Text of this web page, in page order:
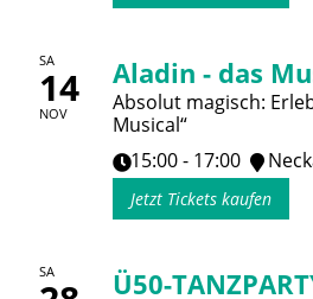
SA
14
NOV
Aladin - das
Absolut magisch:
Musical“
15:00 - 17:00
Jetzt Tickets kaufen
SA
Ü50-